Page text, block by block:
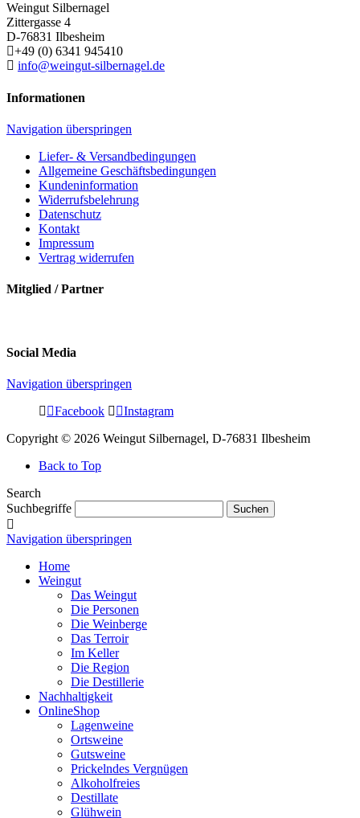
Weingut Silbernagel
Zittergasse 4
D-76831 Ilbesheim
+49 (0) 6341 945410
info@weingut-silbernagel.de
Informationen
Navigation überspringen
Liefer- & Versandbedingungen
Allgemeine Geschäftsbedingungen
Kundeninformation
Widerrufsbelehrung
Datenschutz
Kontakt
Impressum
Vertrag widerrufen
Mitglied / Partner
Social Media
Navigation überspringen
Facebook
Instagram
Copyright © 2026 Weingut Silbernagel, D-76831 Ilbesheim
Back to Top
Search
Suchbegriffe
Suchen
Navigation überspringen
Home
Weingut
Das Weingut
Die Personen
Die Weinberge
Das Terroir
Im Keller
Die Region
Die Destillerie
Nachhaltigkeit
OnlineShop
Lagenweine
Ortsweine
Gutsweine
Prickelndes Vergnügen
Alkoholfreies
Destillate
Glühwein